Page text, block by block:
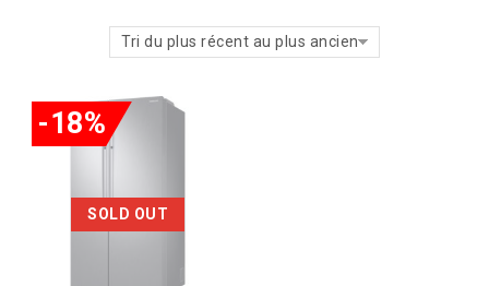
Tri du plus récent au plus ancien
SOLD OUT
-18%